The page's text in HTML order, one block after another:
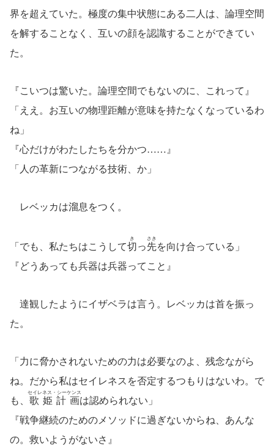
界を超えていた。極度の集中状態にある二人は、論理空間
を解することなく、互いの顔を認識することができてい
た。
『こいつは驚いた。論理空間でもないのに、これって』
「ええ。お互いの物理距離が意味を持たなくなっているわ
ね」
『心だけがわたしたちを分かつ……』
「人の革新につながる技術、か」
レベッカは溜息をつく。
「でも、私たちはこうして切
き
っ先
さき
を向け合っている」
『どうあっても兵器は兵器ってこと』
達観したようにイザベラは言う。レベッカは首を振っ
た。
「力に脅かされないための力は必要なのよ、残念ながら
ね。だから私はセイレネスを否定するつもりはないわ。で
も、 歌姫計画
セイレネス・シーケンス
は認められない」
『戦争継続のためのメソッドに過ぎないからね、あんな
の。救いようがないさ』